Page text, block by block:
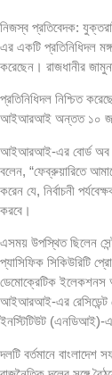
নিজস্ব প্রতিবেদক:
এর একটি প্রতিনিধিদল
করেছেন। রাজধানীর
প্রতিনিধিদল নিশ্চিত
আইআরআই অন্তত ১০ জন
আইআরআই-এর বোর্ড অব
বলেন, “ফেব্রুয়ারিতে
করেন যে, নির্বাচনী
করবে।
এসময় উপস্থিত ছিলেন
প্যাসিফিক সিকিউরিটি
ডেমোক্রেটিক ইলেকশনস
আইআরআই-এর রেসিডেন্ট
ইনস্টিটিউট (এনডিআই)-
দলটি বর্তমানে বাংলাদেশ